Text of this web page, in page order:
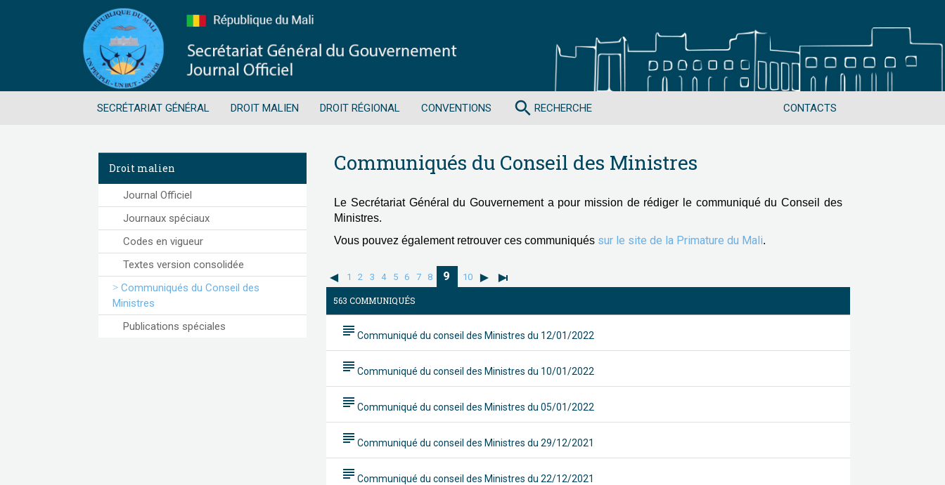
SECRÉTARIAT GÉNÉRAL DROIT MALIEN DROIT RÉGIONAL CONVENTIONS CONTACTS
search RECHERCHE
Droit malien
Journal Officiel
Journaux spéciaux
Codes en vigueur
Textes version consolidée
Communiqués du Conseil des
Ministres
Publications spéciales
Communiqués du Conseil des Ministres
Le Secrétariat Général du Gouvernement a pour mission de rédiger le communiqué du Conseil des
Ministres.
Vous pouvez également retrouver ces communiqués sur le site de la Primature du Mali.
1 2 3 4 5 6 7 8 9 10
563 COMMUNIQUÉS
subject Communiqué du conseil des Ministres du 12/01/2022
subject Communiqué du conseil des Ministres du 10/01/2022
subject Communiqué du conseil des Ministres du 05/01/2022
subject Communiqué du conseil des Ministres du 29/12/2021
subject Communiqué du conseil des Ministres du 22/12/2021